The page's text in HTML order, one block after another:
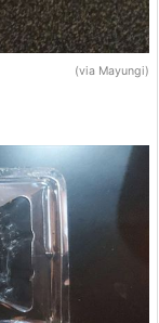
(via Mayungi)